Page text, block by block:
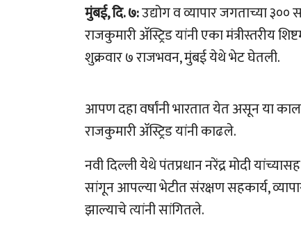
मुंबई, दि. ७:उद्योग व व्यापार जगताच्या
राजकुमारी अ‍ॅस्ट्रिड यांनी एका मंत्रीस्तरीय
शुक्रवार ७ राजभवन, मुंबई येथे भेट घेतली.
आपण दहा वर्षांनी भारतात येत असून या
राजकुमारी अ‍ॅस्ट्रिड यांनी काढले.
नवी दिल्ली येथे पंतप्रधान नरेंद्र मोदी
सांगून आपल्या भेटीत संरक्षण सहकार्य,
झाल्याचे त्यांनी सांगितले.